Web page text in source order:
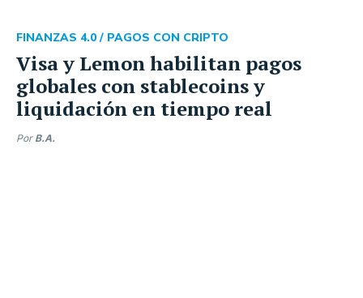
Visa y Lemon habilitan pagos
globales con stablecoins y
liquidación en tiempo real
FINANZAS 4.0 / PAGOS CON CRIPTO
Por B.A.